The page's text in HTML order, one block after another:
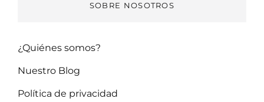
SOBRE NOSOTROS
¿Quiénes somos?
Nuestro Blog
Política de privacidad